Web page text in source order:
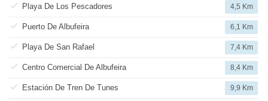
Playa De Los Pescadores 4,5 Km
Puerto De Albufeira 6,1 Km
Playa De San Rafael 7,4 Km
Centro Comercial De Albufeira 8,4 Km
Estación De Tren De Tunes 9,9 Km